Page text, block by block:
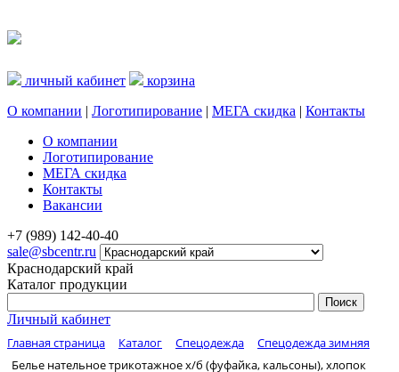
личный кабинет
корзина
О компании | Логотипирование | МЕГА скидка | Контакты
О компании
Логотипирование
МЕГА скидка
Контакты
Вакансии
+7 (989) 142-40-40
sale@sbcentr.ru
Краснодарский край
Каталог продукции
Личный кабинет
Главная страница Каталог Спецодежда
Спецодежда зимняя
Белье нательное трикотажное х/б (фуфайка, кальсоны), хлопок